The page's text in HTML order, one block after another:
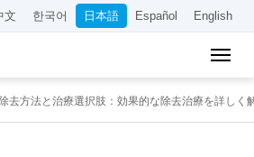
文 한국어 日本語 Español English
去方法と治療選択肢：効果的な除去治療を詳しく